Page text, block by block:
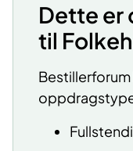
Dette er
til